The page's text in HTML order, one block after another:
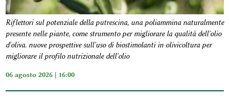
Riflettori sul potenziale della putrescina, una poliammina naturalmente
presente nelle piante, come strumento per migliorare la qualità dell'olio
d'oliva. nuove prospettive sull'uso di biostimolanti in olivicoltura per
migliorare il profilo nutrizionale dell'olio
06 agosto 2026 | 16:00